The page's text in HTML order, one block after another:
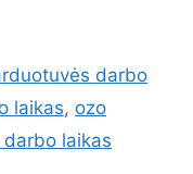
darbo
laikas, ozo
laikas